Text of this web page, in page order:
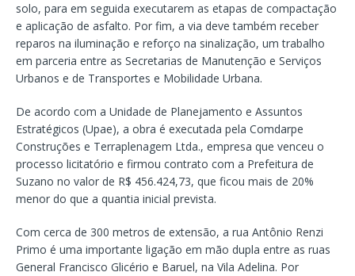
solo, para em seguida executarem as etapas de compactação
e aplicação de asfalto. Por fim, a via deve também receber
reparos na iluminação e reforço na sinalização, um trabalho
em parceria entre as Secretarias de Manutenção e Serviços
Urbanos e de Transportes e Mobilidade Urbana.
De acordo com a Unidade de Planejamento e Assuntos
Estratégicos (Upae), a obra é executada pela Comdarpe
Construções e Terraplenagem Ltda., empresa que venceu o
processo licitatório e firmou contrato com a Prefeitura de
Suzano no valor de R$ 456.424,73, que ficou mais de 20%
menor do que a quantia inicial prevista.
Com cerca de 300 metros de extensão, a rua Antônio Renzi
Primo é uma importante ligação em mão dupla entre as ruas
General Francisco Glicério e Baruel, na Vila Adelina. Por